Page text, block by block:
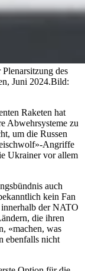
des
Juni 2024.Bild:
Raketen hat
Abwehrsysteme zu
um die Russen
Angriffe
Ukrainer vor allem
auch
kein Fan
der NATO
die ihren
«machen, was
ebenfalls nicht